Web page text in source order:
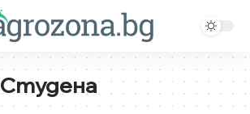
Студена